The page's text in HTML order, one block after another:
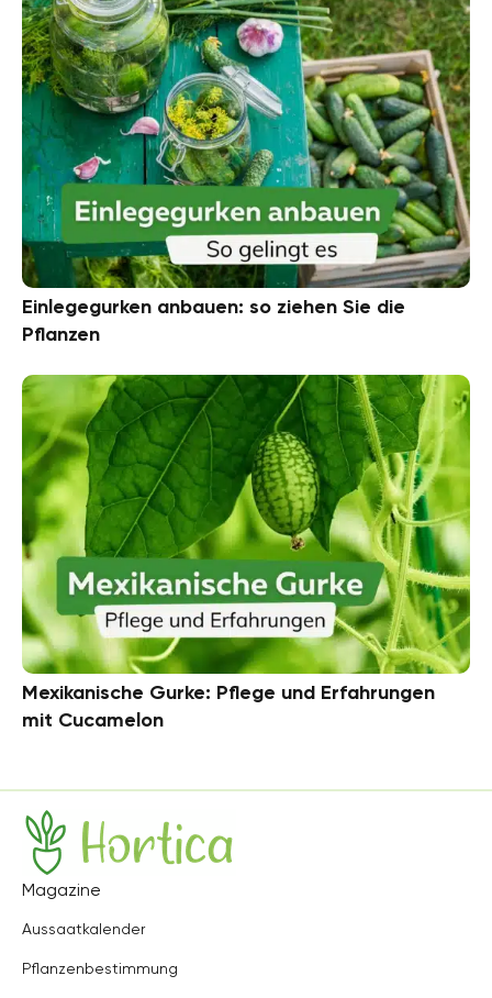
Einlegegurken anbauen: so ziehen Sie die
Pflanzen
Mexikanische Gurke: Pflege und Erfahrungen
mit Cucamelon
Hortica
Magazine
Aussaatkalender
Pflanzenbestimmung